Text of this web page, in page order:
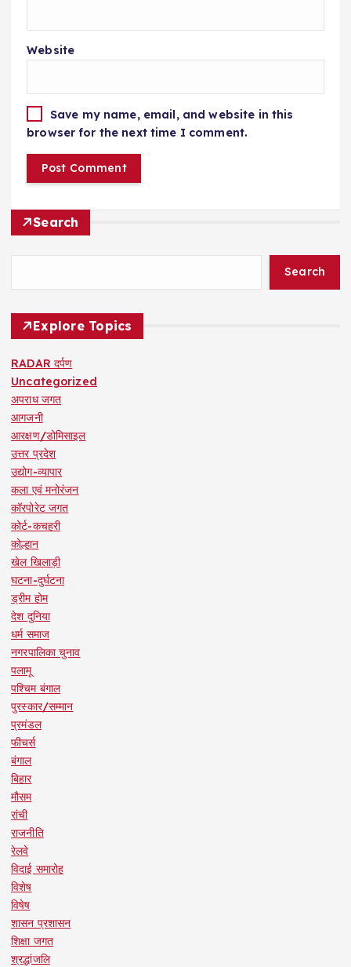
Website
Save my name, email, and website in this
browser for the next time I comment.
Search
Search
Explore Topics
RADAR दर्पण
Uncategorized
अपराध जगत
आगजनी
आरक्षण/डोमिसाइल
उत्तर प्रदेश
उद्योग-व्यापार
कला एवं मनोरंजन
कॉरपोरेट जगत
कोर्ट-कचहरी
कोल्हान
खेल खिलाड़ी
घटना-दुर्घटना
ड्रीम होम
देश दुनिया
धर्म समाज
नगरपालिका चुनाव
पलामू
पश्चिम बंगाल
पुरस्कार/सम्मान
प्रमंडल
फीचर्स
बंगाल
बिहार
मौसम
रांची
राजनीति
रेलवे
विदाई समारोह
विशेष
विषेष
शासन प्रशासन
शिक्षा जगत
श्रद्धांजलि